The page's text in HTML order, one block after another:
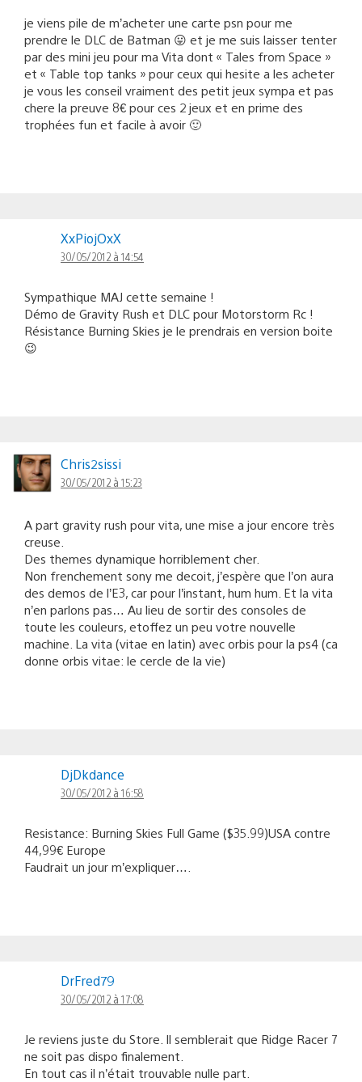
je viens pile de m’acheter une carte psn pour me
prendre le DLC de Batman 😛 et je me suis laisser tenter
par des mini jeu pour ma Vita dont « Tales from Space »
et « Table top tanks » pour ceux qui hesite a les acheter
je vous les conseil vraiment des petit jeux sympa et pas
chere la preuve 8€ pour ces 2 jeux et en prime des
trophées fun et facile à avoir 🙂
XxPiojOxX
30/05/2012 à 14:54
Sympathique MAJ cette semaine !
Démo de Gravity Rush et DLC pour Motorstorm Rc !
Résistance Burning Skies je le prendrais en version boite
😉
Chris2sissi
30/05/2012 à 15:23
A part gravity rush pour vita, une mise a jour encore très
creuse.
Des themes dynamique horriblement cher.
Non frenchement sony me decoit, j’espère que l’on aura
des demos de l’E3, car pour l’instant, hum hum. Et la vita
n’en parlons pas… Au lieu de sortir des consoles de
toute les couleurs, etoffez un peu votre nouvelle
machine. La vita (vitae en latin) avec orbis pour la ps4 (ca
donne orbis vitae: le cercle de la vie)
DjDkdance
30/05/2012 à 16:58
Resistance: Burning Skies Full Game ($35.99)USA contre
44,99€ Europe
Faudrait un jour m’expliquer….
DrFred79
30/05/2012 à 17:08
Je reviens juste du Store. Il semblerait que Ridge Racer 7
ne soit pas dispo finalement.
En tout cas il n’était trouvable nulle part.